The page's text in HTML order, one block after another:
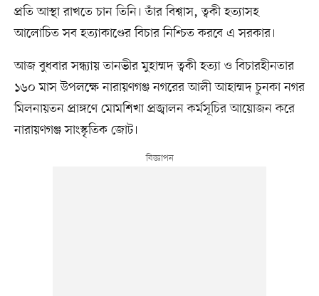
প্রতি আস্থা রাখতে চান তিনি। তাঁর বিশ্বাস, ত্বকী হত্যাসহ
আলোচিত সব হত্যাকাণ্ডের বিচার নিশ্চিত করবে এ সরকার।
আজ বুধবার সন্ধ্যায় তানভীর মুহাম্মদ ত্বকী হত্যা ও বিচারহীনতার
১৬০ মাস উপলক্ষে নারায়ণগঞ্জ নগরের আলী আহাম্মদ চুনকা নগর
মিলনায়তন প্রাঙ্গণে মোমশিখা প্রজ্বালন কর্মসূচির আয়োজন করে
নারায়ণগঞ্জ সাংস্কৃতিক জোট।